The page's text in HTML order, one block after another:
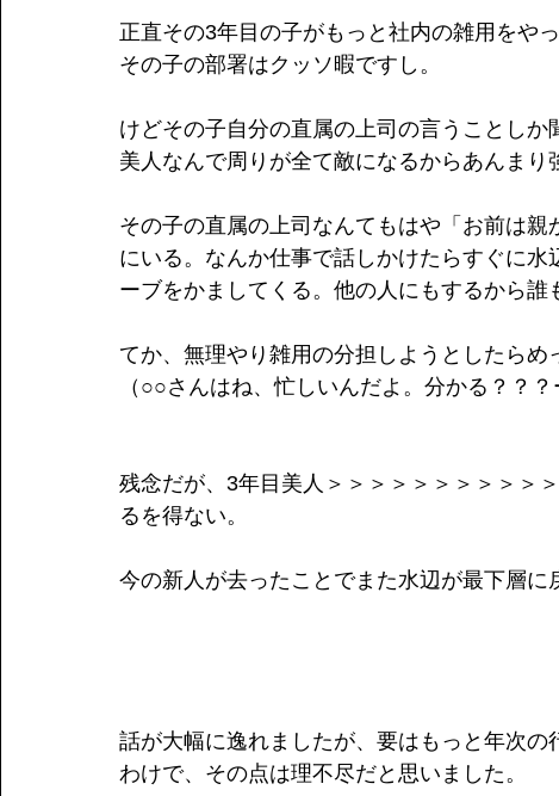
正直その3年目の子がもっと社内の雑用をや
その子の部署はクッソ暇ですし。
けどその子自分の直属の上司の言うことしか
美人なんで周りが全て敵になるからあんまり
その子の直属の上司なんてもはや「お前は
にいる。なんか仕事で話しかけたらすぐに
ーブをかましてくる。他の人にもするから誰
てか、無理やり雑用の分担しようとしたらめ
（○○さんはね、忙しいんだよ。分かる？？
残念だが、3年目美人＞＞＞＞＞＞＞＞＞＞
るを得ない。
今の新人が去ったことでまた水辺が最下層に
話が大幅に逸れましたが、要はもっと年次
わけで、その点は理不尽だと思いました。